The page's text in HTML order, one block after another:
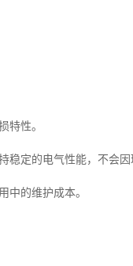
特性。
定的电气性能，不会因
中的维护成本。